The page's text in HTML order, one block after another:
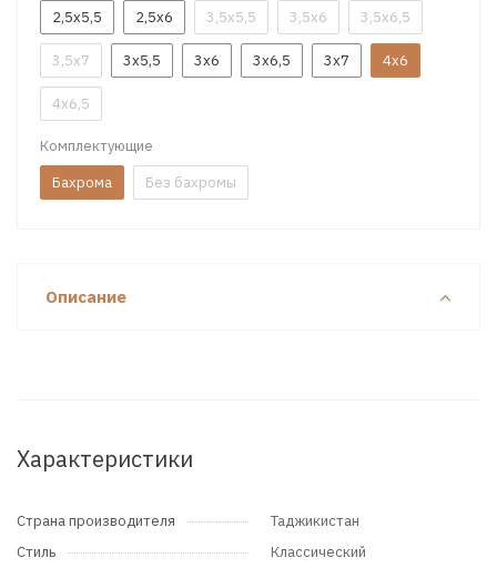
2,5x5,5
2,5x6 3,5x5,5 3,5x6 3,5x6,5
3,5x7 3x5,5 3x6 3x6,5 3x7 4x6
4x6,5
Комплектующие
Бахрома
Без бахромы
Описание
Характеристики
Страна производителя
Таджикистан
Стиль
Классический